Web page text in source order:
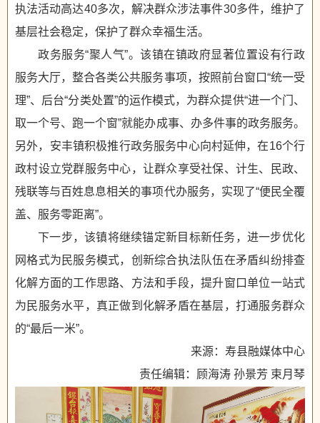
执法活动高达40多次，解决群众涉法事件30多件，维护了
基层社会稳定，保护了群众幸福生活。
政务服务“聚人气”。该镇在镇政府显著位置设有行政
服务大厅，整合各类公共服务事项，按照前台窗口“统一受
理”、后台“分类处置”的运作模式，为群众提供“进一个门、
取一个号、跑一个窗”就能办成事、办多件事的政务服务。
另外，安丰镇积极推行政务服务中心向村延伸，在16个行
政村设立党群服务中心，让群众享受社保、计生、民政、
残联等与百姓息息相关的事项代办服务，实现了“便民全覆
盖、服务零距离”。
下一步，该镇将继续锚定新目标新任务，进一步优化
网格式为民服务模式，创新综合执法队伍在矛盾纠纷排查
化解方面的工作思路、方法和手段，提升窗口单位一站式
为民服务水平，真正做到化解矛盾在基层，打通服务群众
的“最后一米”。
来源：寿县融媒体中心
责任编辑：顾海涛 孙景芳 束月琴